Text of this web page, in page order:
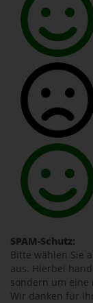
SPAM-Schutz:
Bitte wählen Sie
aus. Hierbei
sondern um eine
Wir danken für